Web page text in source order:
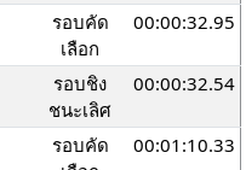
รอบคัด
เลือก
00:00:32.95
รอบชิง
ชนะเลิศ
00:00:32.54
รอบคัด
00:01:10.33